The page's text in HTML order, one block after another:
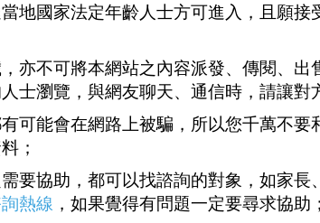
歡給胖熊吹屌的人當固定約~平常下班你有需
地國家法定年齡人士方可進入，且願接
亦不可將本網站之內容派發、傳閱、出
士瀏覽，與網友聊天、通信時，請讓對
可能會在網路上被騙，所以您千萬不要
；
要協助，都可以找諮詢的對象，如家長
熱線 ，如果覺得有問題一定要尋求協助；